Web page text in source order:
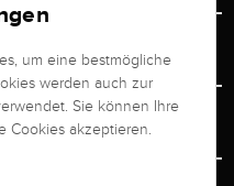
um eine bestmögliche
werden auch zur
Sie können Ihre
Cookies akzeptieren.